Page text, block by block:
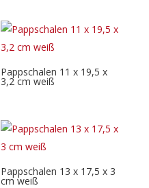
Pappschalen 11 x 19,5 x
3,2 cm weiß
Pappschalen 13 x 17,5 x 3
cm weiß